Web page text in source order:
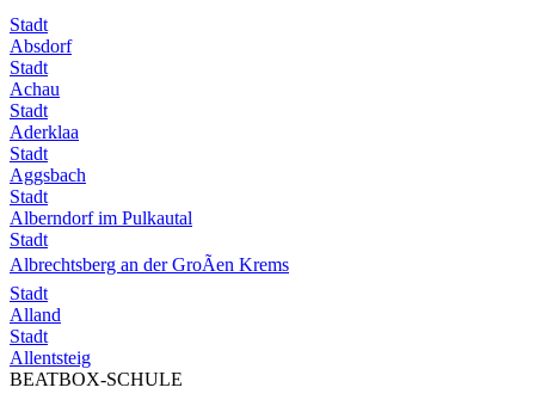
Stadt
Absdorf
Stadt
Achau
Stadt
Aderklaa
Stadt
Aggsbach
Stadt
Alberndorf im Pulkautal
Stadt
Albrechtsberg an der GroÃen Krems
Stadt
Alland
Stadt
Allentsteig
BEATBOX-SCHULE